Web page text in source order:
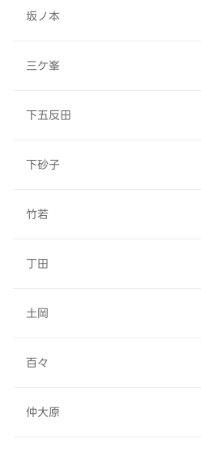
坂ノ本
三ケ峯
下五反田
下砂子
竹若
丁田
土岡
百々
仲大原